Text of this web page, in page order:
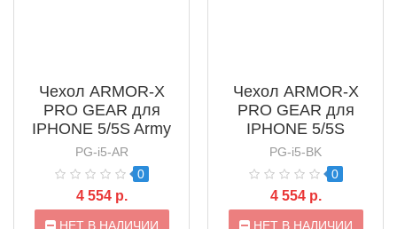
Чехол ARMOR-X
PRO GEAR для
IPHONE 5/5S Army
PG-i5-AR
0
4 554 р.
НЕТ В НАЛИЧИИ
Чехол ARMOR-X
PRO GEAR для
IPHONE 5/5S
Charcoal
PG-i5-BK
0
4 554 р.
НЕТ В НАЛИЧИИ